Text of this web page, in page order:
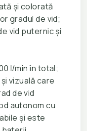
și colorată
gradul de vid;
vid puternic și
l/min în total;
vizuală care
de vid
autonom cu
și este